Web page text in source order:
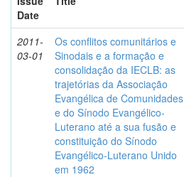
Date
2011-
03-01
Os conflitos comunitários e
Sinodais e a formação e
consolidação da IECLB: as
trajetórias da Associação
Evangélica de Comunidades
e do Sínodo Evangélico-
Luterano até a sua fusão e
constituição do Sínodo
Evangélico-Luterano Unido
em 1962